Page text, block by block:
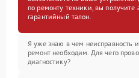
по ремонту техники, вы получите
гарантийный талон.
Я уже знаю в чем неисправность
ремонт необходим. Для чего
диагностику?